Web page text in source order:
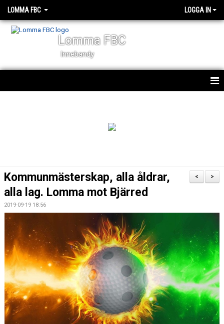
LOMMA FBC LOGGA IN
Lomma FBC
Innebandy
VÅRA LAG
MATCHER
SPONSORER
LOMMA FBC SHOPPEN
GDPR
>
<
Kommunmästerskap, alla åldrar,
alla lag. Lomma mot Bjärred
2019-09-19 18:56